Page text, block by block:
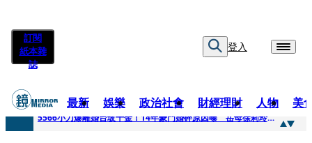
訂閱
紙本雜
誌
登入
最新 娛樂 政治社會 財經理財 人物 美
快訊
5566小刀爆離婚台玻千金！14年豪門婚碎原因曝 岳母徐莉玲風暴意外揭家族祕辛